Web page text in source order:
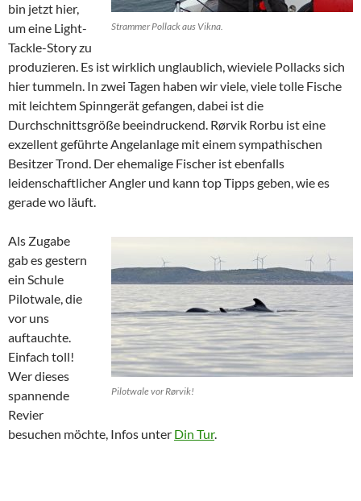
Strammer Pollack aus Vikna.
bin jetzt hier,
um eine Light-
Tackle-Story zu
produzieren. Es ist wirklich unglaublich, wieviele Pollacks sich
hier tummeln. In zwei Tagen haben wir viele, viele tolle Fische
mit leichtem Spinngerät gefangen, dabei ist die
Durchschnittsgröße beeindruckend. Rørvik Rorbu ist eine
exzellent geführte Angelanlage mit einem sympathischen
Besitzer Trond. Der ehemalige Fischer ist ebenfalls
leidenschaftlicher Angler und kann top Tipps geben, wie es
gerade wo läuft.
Pilotwale vor Rørvik!
Als Zugabe
gab es gestern
ein Schule
Pilotwale, die
vor uns
auftauchte.
Einfach toll!
Wer dieses
spannende
Revier
besuchen möchte, Infos unter Din Tur.